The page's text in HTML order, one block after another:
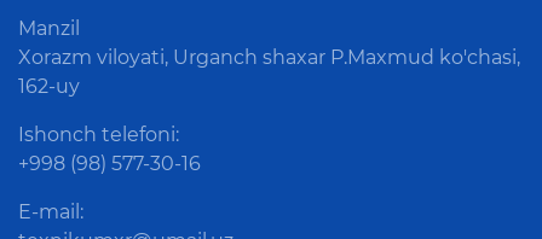
Manzil
Xorazm viloyati, Urganch shaxar P.Maxmud ko'chasi,
162-uy
Ishonch telefoni:
+998 (98) 577-30-16
E-mail: